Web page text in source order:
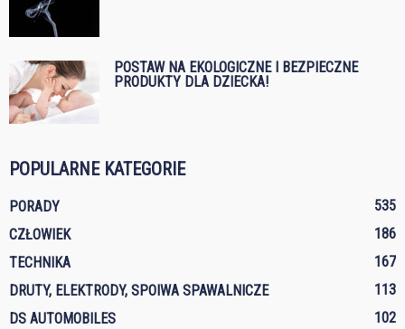
POSTAW NA EKOLOGICZNE I BEZPIECZNE
PRODUKTY DLA DZIECKA!
POPULARNE KATEGORIE
PORADY
535
CZŁOWIEK
186
TECHNIKA
167
DRUTY, ELEKTRODY, SPOIWA SPAWALNICZE
113
DS AUTOMOBILES
102